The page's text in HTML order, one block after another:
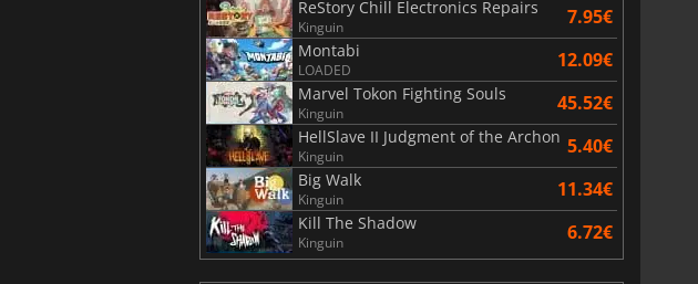
ReStory Chill Electronics Repairs
Kinguin 7.95€
Montabi
LOADED 12.09€
Marvel Tokon Fighting Souls
Kinguin 45.52€
HellSlave II Judgment of the Archon
Kinguin 5.40€
Big Walk
Kinguin 11.34€
Kill The Shadow
Kinguin 6.72€